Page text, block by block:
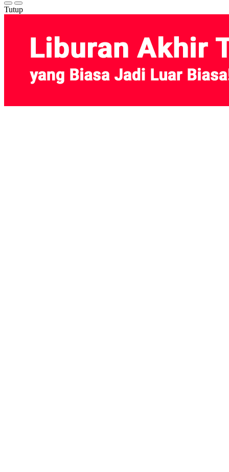
Tutup